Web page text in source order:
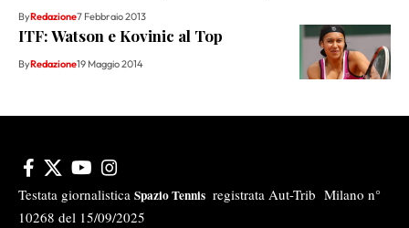
ByRedazione7 Febbraio 2013
ITF: Watson e Kovinic al Top
ByRedazione19 Maggio 2014
Testata giornalistica Spazio Tennis registrata Aut-Trib Milano n°
10268 del 15/09/2025